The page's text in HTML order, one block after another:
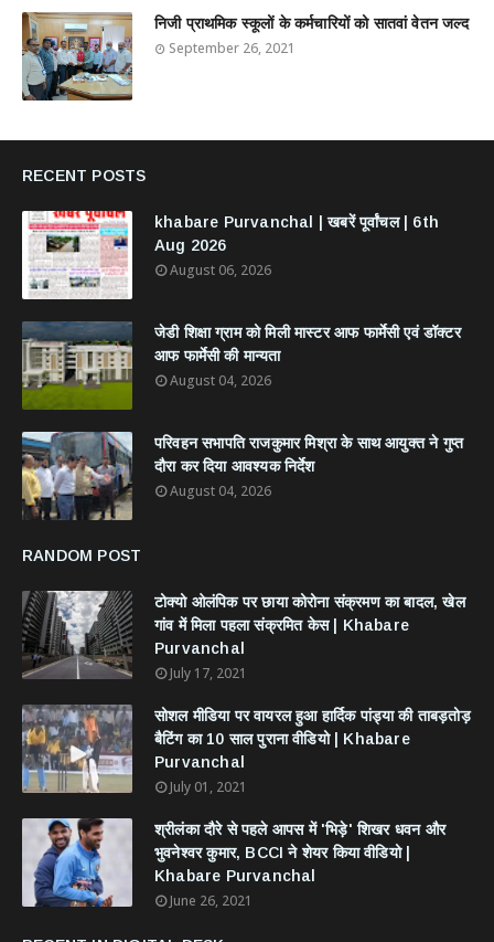
निजी प्राथमिक स्कूलों के कर्मचारियों को सातवां वेतन जल्द
September 26, 2021
RECENT POSTS
khabare Purvanchal | खबरें पूर्वांचल | 6th
Aug 2026
August 06, 2026
जेडी शिक्षा ग्राम को मिली मास्टर आफ फार्मेसी एवं डॉक्टर
आफ फार्मेसी की मान्यता
August 04, 2026
परिवहन सभापति राजकुमार मिश्रा के साथ आयुक्त ने गुप्त
दौरा कर दिया आवश्यक निर्देश
August 04, 2026
RANDOM POST
टोक्यो ओलंपिक पर छाया कोरोना संक्रमण का बादल, खेल
गांव में मिला पहला संक्रमित केस | Khabare
Purvanchal
July 17, 2021
सोशल मीडिया पर वायरल हुआ हार्दिक पांड्या की ताबड़तोड़
बैटिंग का 10 साल पुराना वीडियो | Khabare
Purvanchal
July 01, 2021
श्रीलंका दौरे से पहले आपस में 'भिड़े' शिखर धवन और
भुवनेश्वर कुमार, BCCI ने शेयर किया वीडियो |
Khabare Purvanchal
June 26, 2021